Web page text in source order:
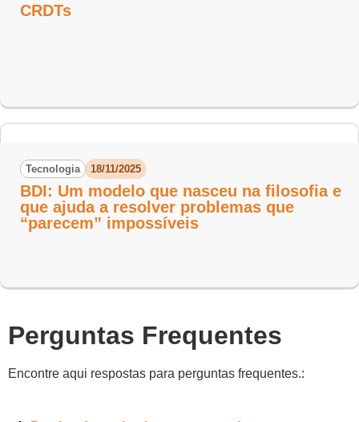
CRDTs
Tecnologia 18/11/2025
BDI: Um modelo que nasceu na filosofia e
que ajuda a resolver problemas que
“parecem” impossíveis
Perguntas Frequentes
Encontre aqui respostas para perguntas frequentes.: